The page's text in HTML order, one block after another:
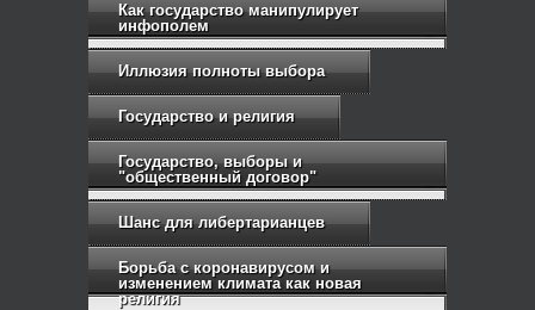
Как государство манипулирует
инфополем
Иллюзия полноты выбора
Государство и религия
Государство, выборы и
"общественный договор"
Шанс для либертарианцев
Борьба с коронавирусом и
изменением климата как новая
религия